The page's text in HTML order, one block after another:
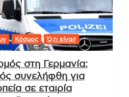
Κόσμος Ό,τι είναι!
στη Γερμανία:
συνελήφθη για
σε εταιρία